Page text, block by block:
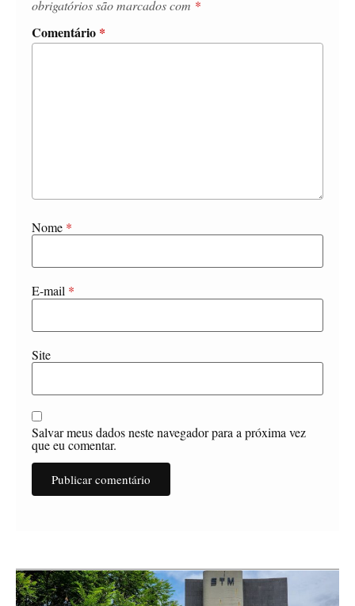
obrigatórios são marcados com *
Comentário *
Nome *
E-mail *
Site
Salvar meus dados neste navegador para a próxima vez
que eu comentar.